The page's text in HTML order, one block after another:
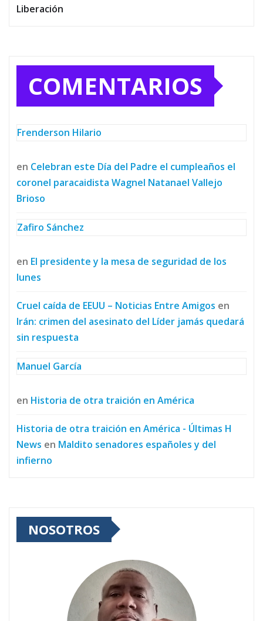
Liberación
COMENTARIOS
Frenderson Hilario
en Celebran este Día del Padre el cumpleaños el
coronel paracaidista Wagnel Natanael Vallejo
Brioso
Zafiro Sánchez
en El presidente y la mesa de seguridad de los
lunes
Cruel caída de EEUU – Noticias Entre Amigos en
Irán: crimen del asesinato del Líder jamás quedará
sin respuesta
Manuel García
en Historia de otra traición en América
Historia de otra traición en América - Últimas H
News en Maldito senadores españoles y del
infierno
NOSOTROS